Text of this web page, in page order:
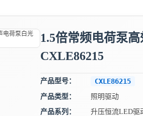
1.5倍常频电荷泵
CXLE86215
产品型号： CXLE86215
产品类型：
照明驱动
产品系列：
升压恒流LED驱